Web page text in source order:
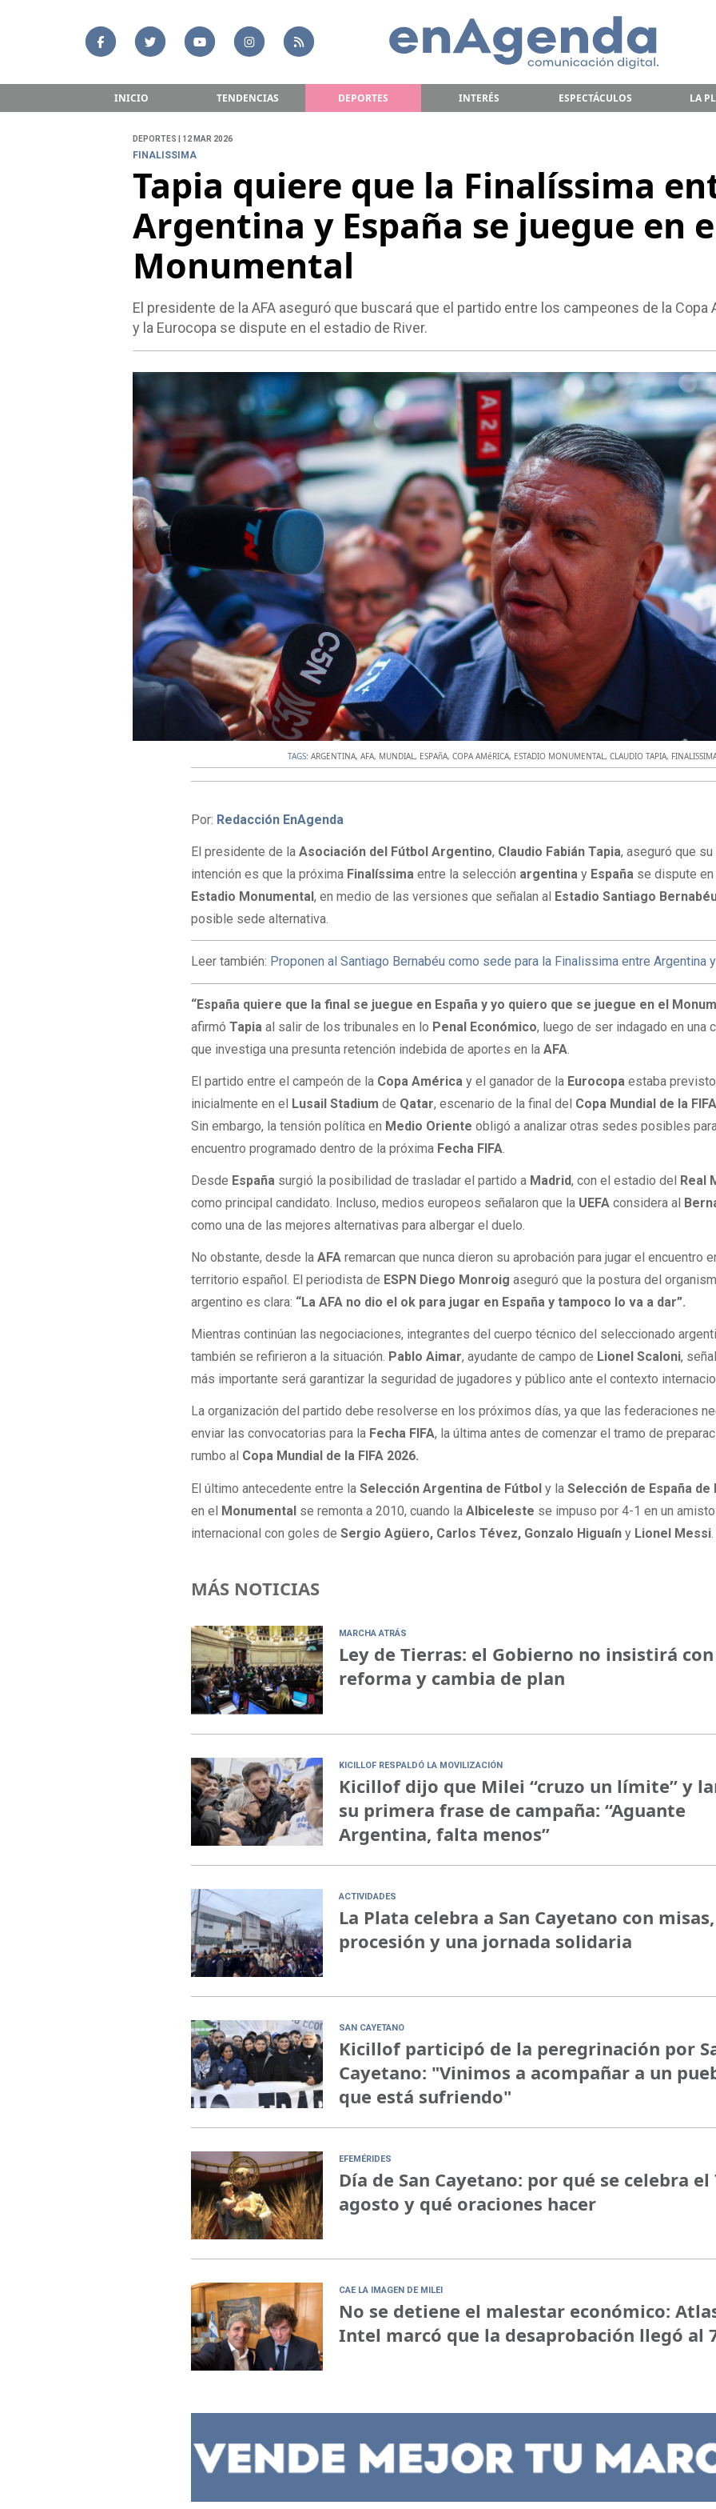
INICIO TENDENCIAS DEPORTES INTERÉS ESPECTÁCULOS LA
DEPORTES | 12 MAR 2026
FINALISSIMA
Tapia quiere que la Finalíssima
Argentina y España se juegue en
Monumental
El presidente de la AFA aseguró que buscará que el partido entre los campeones de la Copa
y la Eurocopa se dispute en el estadio de River.
TAGS:ARGENTINA,AFA, MUNDIAL, ESPAñA,COPA AMéRICA, ESTADIO MONUMENTAL,CLAUDIO TAPIA,
Por: Redacción EnAgenda
El presidente de laAsociación del Fútbol Argentino, Claudio Fabián Tapia, aseguró que su
intención es que la próxima Finalíssima entre la selección argentinay España se dispute en
Estadio Monumental, en medio de las versiones que señalan al Estadio Santiago
posible sede alternativa.
Leer también: Proponen al Santiago Bernabéu como sede para la Finalissima entre Argentina
“España quiere que la final se juegue en España y yo quiero que se juegue en el
afirmóTapiaal salir de los tribunales en lo Penal Económico, luego de ser indagado en una
que investiga una presunta retención indebida de aportes en laAFA
El partido entre el campeón de la Copa América y el ganador de la Eurocopaestaba previsto
inicialmente en el Lusail Stadium de Qatar, escenario de la final del Copa Mundial de la
Sin embargo, la tensión política en Medio Oriente obligó a analizar otras sedes posibles
encuentro programado dentro de la próxima Fecha FIFA.
Desde España surgió la posibilidad de trasladar el partido a Madrid, con el estadio del Real
como principal candidato. Incluso, medios europeos señalaron que la UEFAconsidera al
como una de las mejores alternativas para albergar el duelo.
No obstante, desde laAFAremarcan que nunca dieron su aprobación para jugar el encuentro
territorio español. El periodista de ESPN Diego Monroig aseguró que la postura del
argentino es clara: “La AFA no dio el ok para jugar en España y tampoco lo va a dar”.
Mientras continúan las negociaciones, integrantes del cuerpo técnico del seleccionado
también se refirieron a la situación. Pablo Aimar, ayudante de campo de Lionel Scaloni,
más importante será garantizar la seguridad de jugadores y público ante el contexto
La organización del partido debe resolverse en los próximos días, ya que las federaciones
enviar las convocatorias para la Fecha FIFA, la última antes de comenzar el tramo de
rumbo al Copa Mundial de la FIFA 2026.
El último antecedente entre laSelección Argentina de Fútbol y laSelección de España de
en el Monumental se remonta a 2010, cuando laAlbiceleste se impuso por 4-1 en un
internacional con goles de Sergio Agüero, Carlos Tévez, Gonzalo Higuaín y Lionel Messi
MÁS NOTICIAS
MARCHA ATRÁS
Ley de Tierras: el Gobierno no insistirá
reforma y cambia de plan
KICILLOF RESPALDÓ LA MOVILIZACIÓN
Kicillof dijo que Milei “cruzo un límite” y
su primera frase de campaña: “Aguante
Argentina, falta menos”
ACTIVIDADES
La Plata celebra a San Cayetano con misas,
procesión y una jornada solidaria
SAN CAYETANO
Kicillof participó de la peregrinación por
Cayetano: "Vinimos a acompañar a un
que está sufriendo"
EFEMÉRIDES
Día de San Cayetano: por qué se celebra el
agosto y qué oraciones hacer
CAE LA IMAGEN DE MILEI
No se detiene el malestar económico:
Intel marcó que la desaprobación llegó al